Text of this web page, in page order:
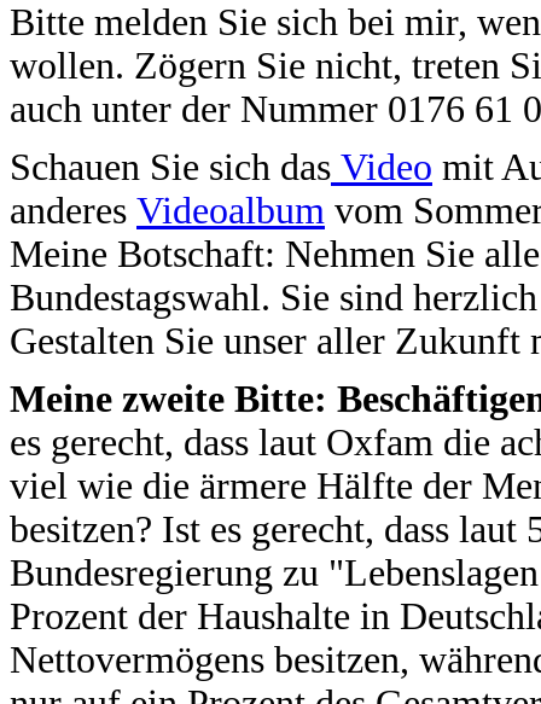
Bitte melden Sie sich bei mir,
wollen. Zögern Sie nicht, treten
auch unter der Nummer 0176 61
Schauen Sie sich das Video mit
anderes Videoalbum vom
Meine Botschaft: Nehmen Sie
Bundestagswahl. Sie sind
Gestalten Sie unser aller Zukunft
Meine zweite Bitte:
es gerecht, dass laut Oxfam die
viel wie die ärmere Hälfte der
besitzen? Ist es gerecht, dass laut
Bundesregierung zu
Prozent der Haushalte in
Nettovermögens besitzen,